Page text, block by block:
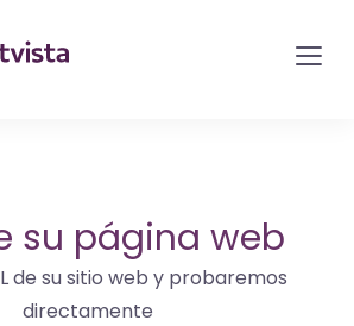
su página web
de su sitio web y probaremos
directamente